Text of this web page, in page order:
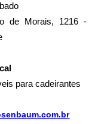
de Morais, 1216 -
para cadeirantes